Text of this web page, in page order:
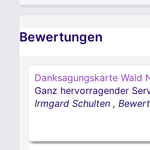
Bewertungen
Danksagungskarte Wald
Ganz hervorragender
Irmgard Schulten ,